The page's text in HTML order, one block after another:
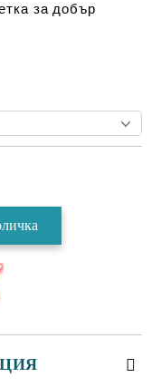
за добър